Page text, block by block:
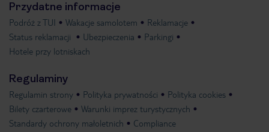
Przydatne informacje
Podróż z TUI Wakacje samolotem
Reklamacje
Status reklamacji
Ubezpieczenia
Parkingi
Hotele przy lotniskach
Regulaminy
Regulamin strony Polityka prywatności
Polityka cookies
Bilety czarterowe
Warunki imprez turystycznych
Standardy ochrony małoletnich
Compliance